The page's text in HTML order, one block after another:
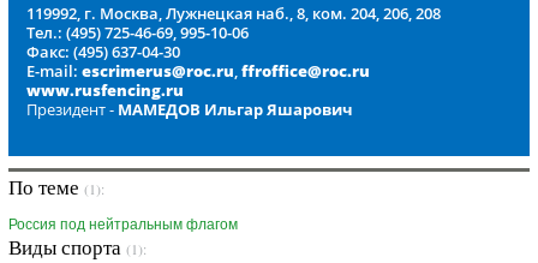
119992, г. Москва, Лужнецкая наб., 8, ком. 204, 206, 208
Тел.: (495) 725-46-69, 995-10-06
Факс: (495) 637-04-30
E-mail: escrimerus@roc.ru,ffroffice@roc.ru
www.rusfencing.ru
Президент - МАМЕДОВ Ильгар Яшарович
По теме (1):
Россия под нейтральным флагом
Виды спорта (1):